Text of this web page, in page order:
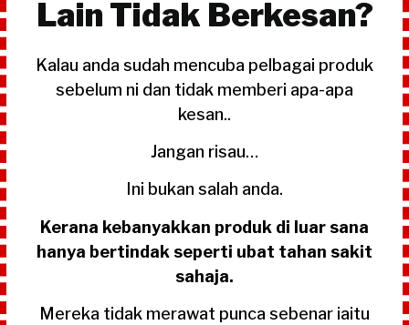
Lain Tidak Berkesan?
Kalau anda sudah mencuba pelbagai produk
sebelum ni dan tidak memberi apa-apa
kesan..
Jangan risau…
Ini bukan salah anda.
Kerana kebanyakkan produk di luar sana
hanya bertindak seperti ubat tahan sakit
sahaja.
Mereka tidak merawat punca sebenar iaitu